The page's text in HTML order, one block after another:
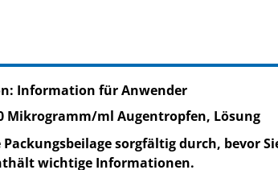
Information für Anwender
Mikrogramm/ml Augentropfen, Lösung
Packungsbeilage sorgfältig durch, bevor
wichtige Informationen.